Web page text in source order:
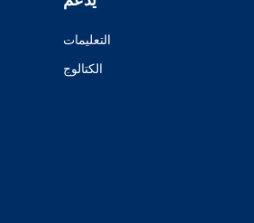
التعليمات
الكتالوج